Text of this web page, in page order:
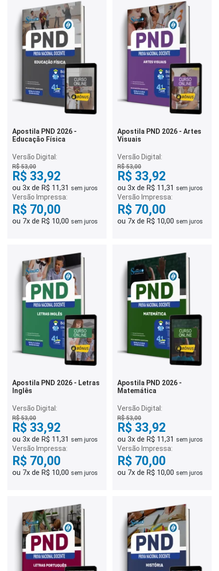
Apostila PND 2026 -
Educação Física
Versão Digital:
R$ 53,00
R$ 33,92
ou 3x de R$ 11,31 sem juros
Versão Impressa:
R$ 70,00
ou 7x de R$ 10,00 sem juros
Apostila PND 2026 - Artes
Visuais
Versão Digital:
R$ 53,00
R$ 33,92
ou 3x de R$ 11,31 sem juros
Versão Impressa:
R$ 70,00
ou 7x de R$ 10,00 sem juros
Apostila PND 2026 - Letras
Inglês
Versão Digital:
R$ 53,00
R$ 33,92
ou 3x de R$ 11,31 sem juros
Versão Impressa:
R$ 70,00
ou 7x de R$ 10,00 sem juros
Apostila PND 2026 -
Matemática
Versão Digital:
R$ 53,00
R$ 33,92
ou 3x de R$ 11,31 sem juros
Versão Impressa:
R$ 70,00
ou 7x de R$ 10,00 sem juros